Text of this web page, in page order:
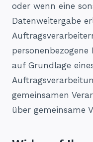
oder wenn eine
Datenweitergabe
auf Grundlage
gemeinsamen
über gemeinsame